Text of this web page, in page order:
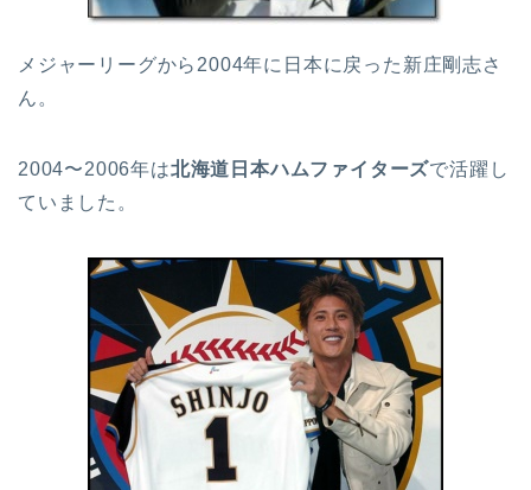
メジャーリーグから2004年に日本に戻った新庄剛志さ
ん。
2004〜2006年は北海道日本ハムファイターズで活躍し
ていました。